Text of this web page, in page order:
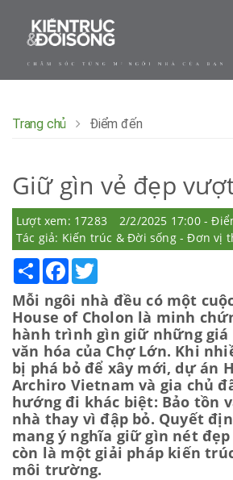
Trang chủ Điểm đến
Giữ gìn vẻ đẹp
Lượt xem: 17283
2/2/2025 17:00 -
Tác giả: Kiến trúc & Đời sống - Đơn vị
Share Facebook
Mỗi ngôi nhà đều có một
House of Cholon là minh
hành trình gìn giữ những
văn hóa của Chợ Lớn. Khi
bị phá bỏ để xây mới, dự án
Archiro Vietnam và gia chủ
hướng đi khác biệt: Bảo tồn
nhà thay vì đập bỏ. Quyết
mang ý nghĩa giữ gìn nét
còn là một giải pháp kiến
môi trường.